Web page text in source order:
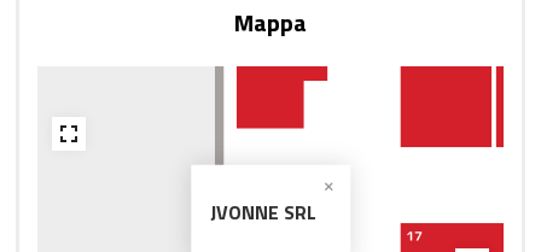
Mappa
JVONNE SRL